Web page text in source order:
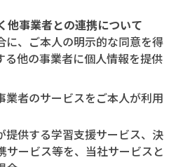
他事業者との連携について
に、ご本人の明示的な同意を得
る他の事業者に個人情報を提供
業者のサービスをご本人が利用
する学習支援サービス、決
サービス等を、当社サービスと